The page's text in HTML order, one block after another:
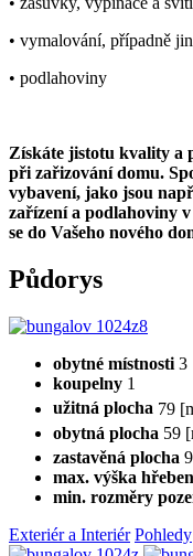
• vymalování, případně
• podlahoviny
Získáte jistotu kvality a
při zařizování domu.
vybavení, jako jsou
zařízení a podlahoviny
se do Vašeho nového
Půdorys
obytné místnosti 3
koupelny 1
užitná plocha 79
obytná plocha 59
zastavěná plocha
max. výška
min. rozměry
Exteriér a Interiér Pohledy